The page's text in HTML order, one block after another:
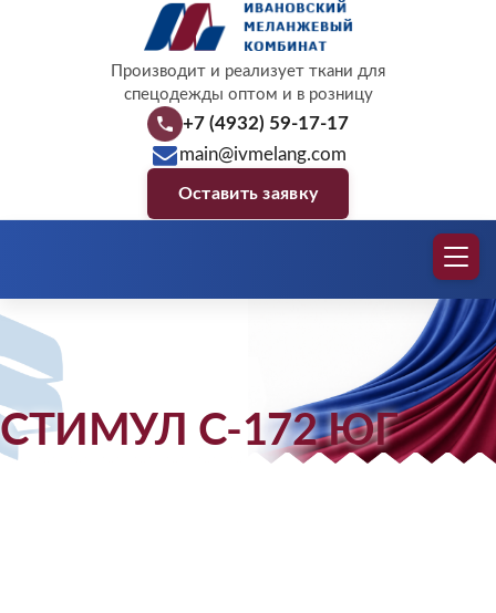
Производит и реализует ткани для
спецодежды оптом и в розницу
+7 (4932) 59-17-17
main@ivmelang.com
Оставить заявку
СТИМУЛ С-172 ЮГ